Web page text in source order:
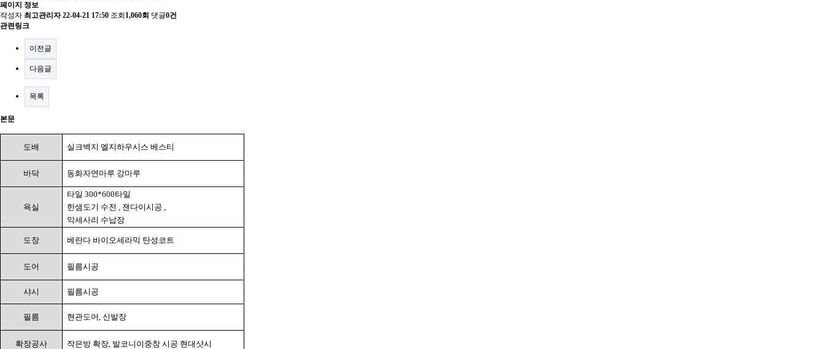
페이지 정보
작성자 최고관리자 22-04-21 17:50 조회 1,060회 댓글0건
관련링크
이전글
다음글
목록
본문
도배 실크벽지 엘지하우시스 베스티
바닥 동화자연마루 강마루
욕실
타일 300*600타일
한샘도기 수전 , 잰다이시공 ,
악세사리 수납장
도장 베란다 바이오세라믹 탄성코트
도어 필름시공
샤시 필름시공
필름 현관도어, 신발장
확장공사 작은방 확장, 발코니이중창 시공 현대샷시